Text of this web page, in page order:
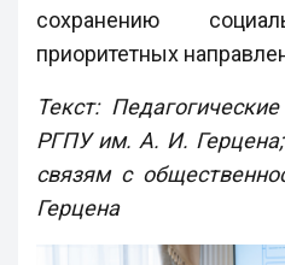
сохранению
приоритетных
Текст:
РГПУ им. А. И.
связям с
Герцена